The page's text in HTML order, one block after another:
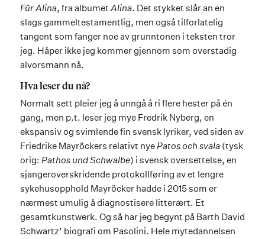
Für Alina, fra albumetAlina. Det stykket slår an en
slags gammeltestamentlig, men også tilforlatelig
tangent som fanger noe av grunntonen i teksten tror
jeg. Håper ikke jeg kommer gjennom som overstadig
alvorsmann nå.
Hva leser du nå?
Normalt sett pleier jeg å unngå å ri flere hester på én
gang, men p.t. leser jeg mye Fredrik Nyberg, en
ekspansiv og svimlende fin svensk lyriker, ved siden av
Friedrike Mayröckers relativt nyePatos och svala (tysk
orig: Pathos und Schwalbe) i svensk oversettelse, en
sjangeroverskridende protokollføring av et lengre
sykehusopphold Mayröcker hadde i 2015 som er
nærmest umulig å diagnostisere litterært. Et
gesamtkunstwerk. Og så har jeg begynt på Barth David
Schwartz’ biografi om Pasolini. Hele mytedannelsen